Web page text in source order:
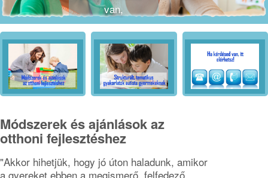
van,
amit
szeret,
és van,
amit
nem,
félelmei
és álmai,
éppúgy,
Módszerek és ajánlások az
otthoni fejlesztéshez
"Akkor hihetjük, hogy jó úton haladunk, amikor
a gyereket ebben a megismerő, felfedező